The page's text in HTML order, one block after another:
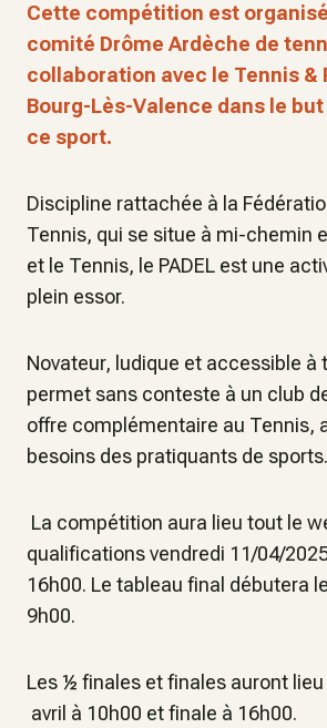
Cette compétition est
comité Drôme Ardèche de
collaboration avec le Tennis &
Bourg-Lès-Valence dans le
ce sport.
Discipline rattachée à la
Tennis, qui se situe à mi-chemin
et le Tennis, le PADEL est une
plein essor.
Novateur, ludique et accessible à
permet sans conteste à un club
offre complémentaire au Tennis,
besoins des pratiquants de sports.
La compétition aura lieu tout le
qualifications vendredi 11/04/
16h00. Le tableau final débutera
9h00.
Les ½ finales et finales auront
avril à 10h00 et finale à 16h00.